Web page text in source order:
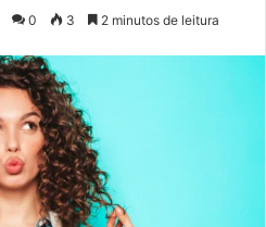
0 3 2 minutos de leitura